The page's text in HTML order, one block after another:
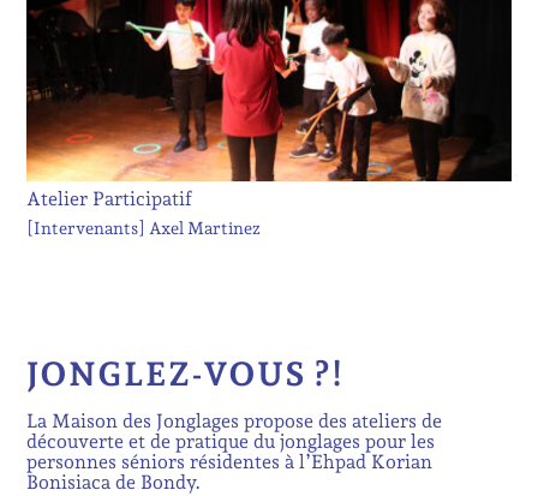
Atelier Participatif
[Intervenants] Axel Martinez
JONGLEZ-VOUS ?!
La Maison des Jonglages propose des ateliers de
découverte et de pratique du jonglages pour les
personnes séniors résidentes à l’Ehpad Korian
Bonisiaca de Bondy.